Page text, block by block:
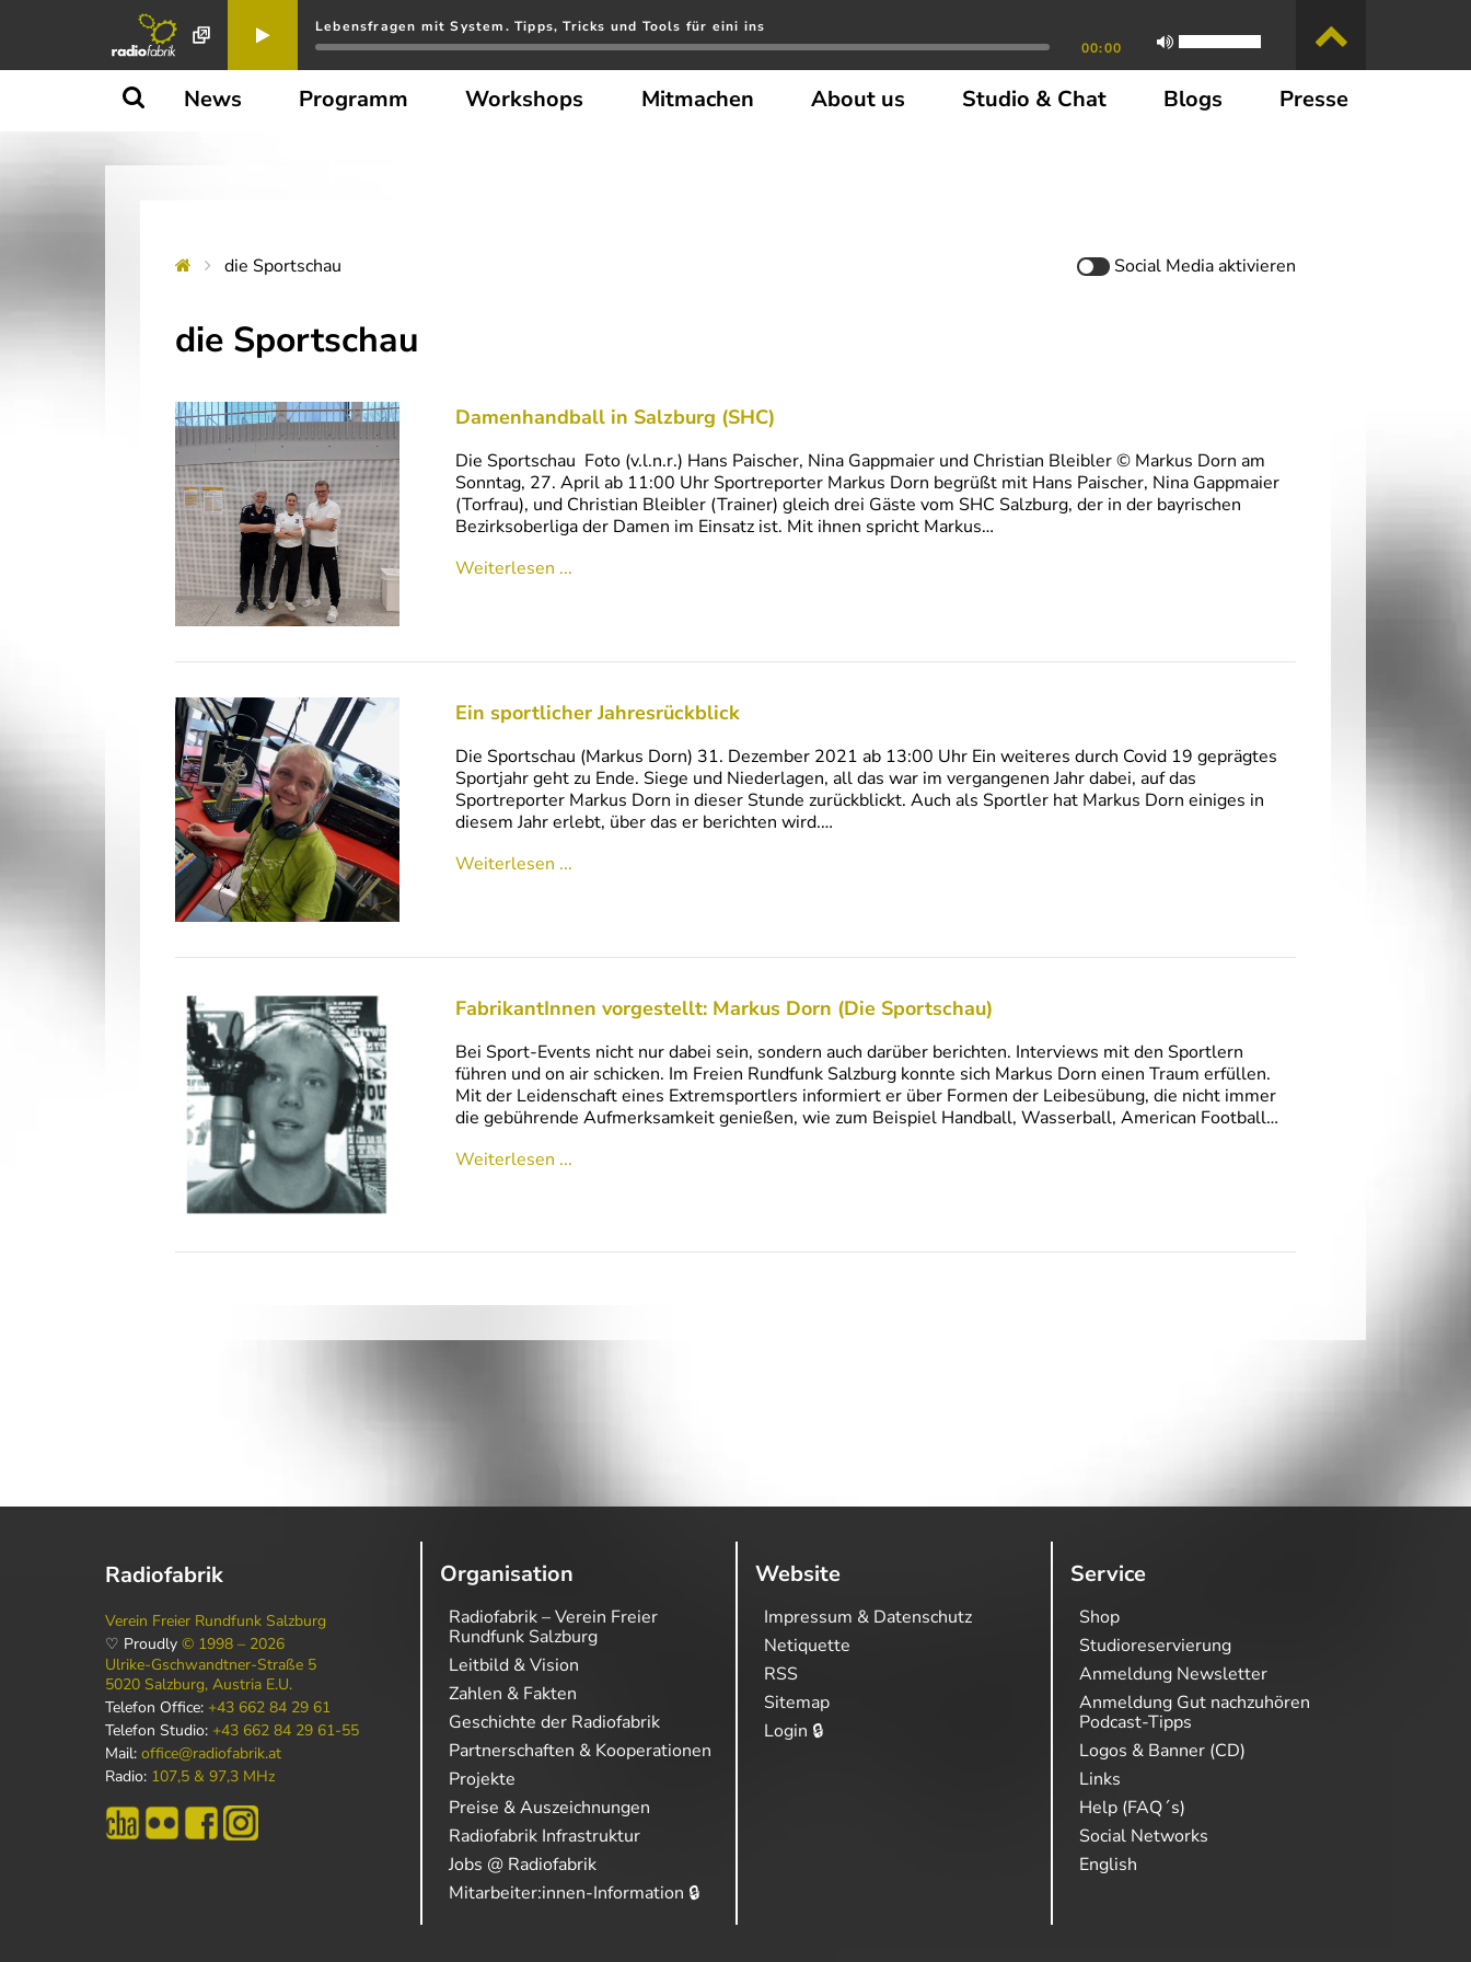
Lebensfragen mit System. Tipps, Tricks und Tools für eini ins
00:00
News Programm Workshops Mitmachen About us Studio & Chat Blogs Presse
die Sportschau Social Mediaaktivieren
die Sportschau
Damenhandball in Salzburg (SHC)
Die Sportschau Foto (v.l.n.r.) Hans Paischer, Nina Gappmaier und Christian Bleibler © Markus Dorn am
Sonntag, 27. April ab 11:00 Uhr Sportreporter Markus Dorn begrüßt mit Hans Paischer, Nina Gappmaier
(Torfrau), und Christian Bleibler (Trainer) gleich drei Gäste vom SHC Salzburg, der in der bayrischen
Bezirksoberliga der Damen im Einsatz ist. Mit ihnen spricht Markus…
Weiterlesen ...
Ein sportlicher Jahresrückblick
Die Sportschau (Markus Dorn) 31. Dezember 2021 ab 13:00 Uhr Ein weiteres durch Covid 19 geprägtes
Sportjahr geht zu Ende. Siege und Niederlagen, all das war im vergangenen Jahr dabei, auf das
Sportreporter Markus Dorn in dieser Stunde zurückblickt. Auch als Sportler hat Markus Dorn einiges in
diesem Jahr erlebt, über das er berichten wird.…
Weiterlesen ...
FabrikantInnen vorgestellt: Markus Dorn (Die Sportschau)
Bei Sport-Events nicht nur dabei sein, sondern auch darüber berichten. Interviews mit den Sportlern
führen und on air schicken. Im Freien Rundfunk Salzburg konnte sich Markus Dorn einen Traum erfüllen.
Mit der Leidenschaft eines Extremsportlers informiert er über Formen der Leibesübung, die nicht immer
die gebührende Aufmerksamkeit genießen, wie zum Beispiel Handball, Wasserball, American Football…
Weiterlesen ...
Radiofabrik
Verein Freier Rundfunk Salzburg
♡ Proudly © 1998 – 2026
Ulrike-Gschwandtner-Straße 5
5020 Salzburg, Austria E.U.
Telefon Office: +43 662 84 29 61
Telefon Studio: +43 662 84 29 61-55
Mail: office@radiofabrik.at
Radio: 107,5 & 97,3 MHz
Organisation
Radiofabrik – Verein Freier
Rundfunk Salzburg
Leitbild & Vision
Zahlen & Fakten
Geschichte der Radiofabrik
Partnerschaften & Kooperationen
Projekte
Preise & Auszeichnungen
Radiofabrik Infrastruktur
Jobs @ Radiofabrik
Mitarbeiter:innen-Information 🔒
Website
Impressum & Datenschutz
Netiquette
RSS
Sitemap
Login 🔒
Service
Shop
Studioreservierung
Anmeldung Newsletter
Anmeldung Gut nachzuhören
Podcast-Tipps
Logos & Banner (CD)
Links
Help (FAQ´s)
Social Networks
English